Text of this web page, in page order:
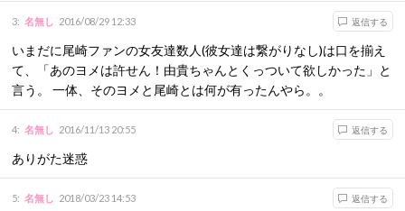
3: 名無し 2016/08/29 12:33 返信する
いまだに尾崎ファンの女友達数人(彼女達は繋がりなし)は口を揃え
て、「あのヨメは許せん！由貴ちゃんとくっついて欲しかった」と
言う。 一体、そのヨメと尾崎とは何が有ったんやら。。
4: 名無し 2016/11/13 20:55 返信する
ありがた迷惑
5: 名無し 2018/03/23 14:53 返信する